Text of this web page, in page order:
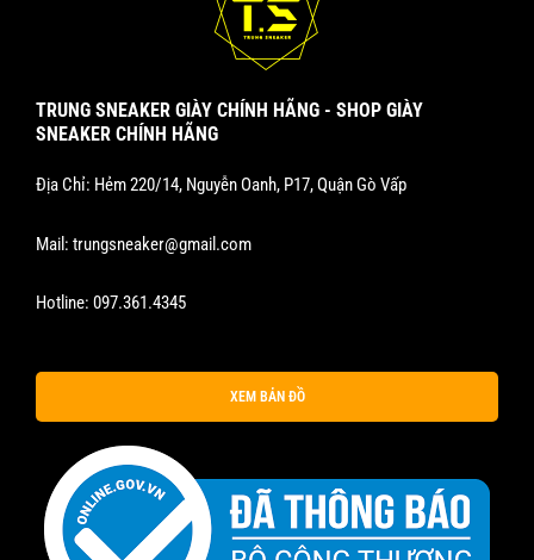
TRUNG SNEAKER GIÀY CHÍNH HÃNG - SHOP GIÀY
SNEAKER CHÍNH HÃNG
Địa Chỉ: Hẻm 220/14, Nguyễn Oanh, P17, Quận Gò Vấp
Mail: trungsneaker@gmail.com
Hotline: 097.361.4345
XEM BẢN ĐỒ